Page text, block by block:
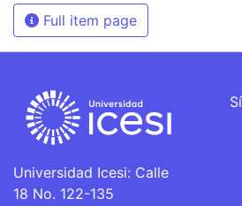
Full item page
Universidad Icesi: Calle
18 No. 122-135